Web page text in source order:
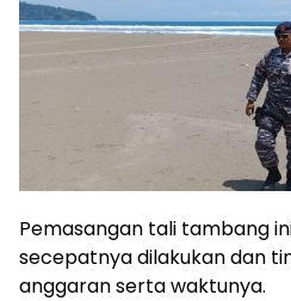
Pemasangan tali tambang
secepatnya dilakukan dan
anggaran serta waktunya.